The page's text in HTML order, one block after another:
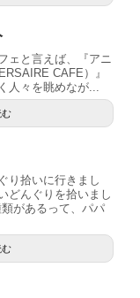
ェと言えば、『アニ
CAFE）』
人々を眺めなが...
り拾いに行きまし
どんぐりを拾いまし
があるって、パパ